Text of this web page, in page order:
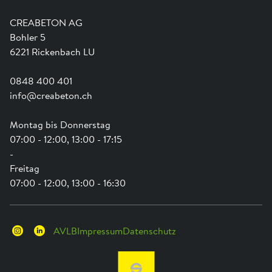
CREABETON AG
Bohler 5
6221 Rickenbach LU
0848 400 401
info@creabeton.ch
Montag bis Donnerstag
07:00 - 12:00, 13:00 - 17:15
-
Freitag
07:00 - 12:00, 13:00 - 16:30
Ausbildung
Shop Hilfe
Anwendungsunterstützung
Newsletter
Engagement
Swissness
Schwammstadt
AVLBImpressumDatenschutz